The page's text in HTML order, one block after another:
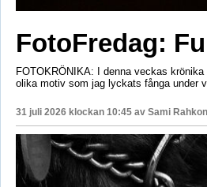
FotoFredag:
FOTOKRÖNIKA: I denna veckas
olika motiv som jag lyckats fånga under
31 juli 2026 klockan 10:45 av Sami